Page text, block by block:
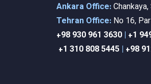
Ankara Office:
Tehran Office:No 16,
+98 930 961 3630 | +1
+1 310 808 5445 | +98